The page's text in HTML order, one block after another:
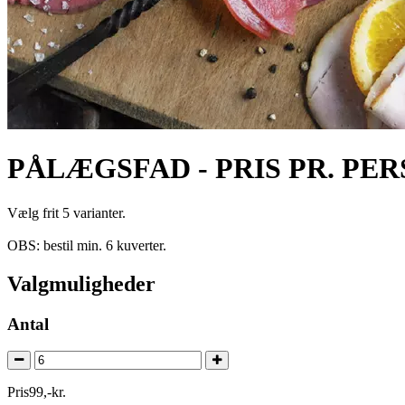
PÅLÆGSFAD - PRIS PR.
Vælg frit 5 varianter.
OBS: bestil min. 6 kuverter.
Valgmuligheder
Antal
Pris99,-kr.